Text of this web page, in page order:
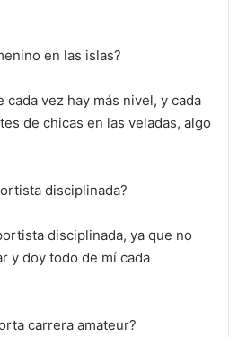
en las islas?
cada vez hay más nivel, y cada
de chicas en las veladas, algo
disciplinada?
disciplinada, ya que no
y doy todo de mí cada
carrera amateur?